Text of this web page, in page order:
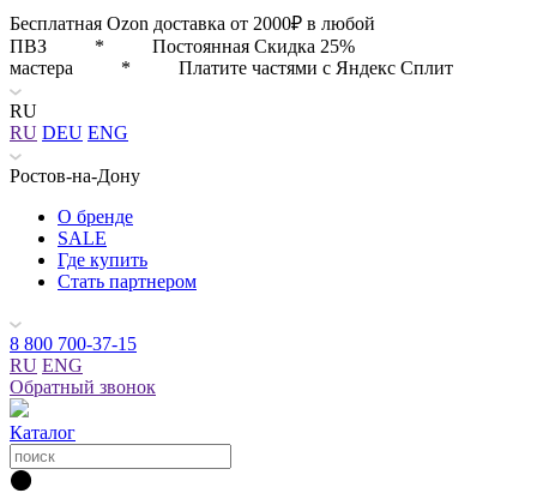
Бесплатная Ozon доставка от 2000₽ в любой
ПВЗ * Постоянная Скидка 25%
мастера * Платите частями с Яндекс Сплит
RU
RU DEU ENG
Ростов-на-Дону
О бренде
SALE
Где купить
Стать партнером
8 800 700-37-15
RU ENG
Обратный звонок
Каталог